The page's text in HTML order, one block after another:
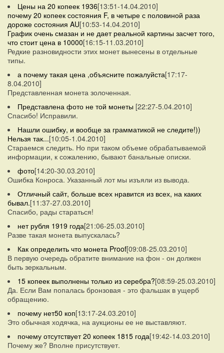
Цены на 20 копеек 1936[13:51-14.04.2010]
почему 20 копеек состояния F, в четыре с половиной раза
дороже состояния AU[10:53-14.04.2010]
График очень смазан и не дает реальной картины засчет того,
что стоит цена в 10000[16:15-11.03.2010]
Редкие разновидности этих монет вынесены в отдельные
типы.
а почему такая цена ,объясните пожалуйста[17:17-
8.04.2010]
Представленная монета золоченная.
Представлена фото не той монеты [22:27-5.04.2010]
Спасибо! Исправили.
Нашли ошибку, и вообще за грамматикой не следите!))
Нельзя так...[10:05-1.04.2010]
Стараемся следить. Но при таком объеме обрабатываемой
информации, к сожалению, бывают банальные описки.
фото[14:20-30.03.2010]
Ошибка Конроса. Указанный лот мы изъяли из вывода.
Отличный сайт, больше всех нравится из всех, на каких
бывал.[11:37-27.03.2010]
Спасибо, рады стараться!
нет рубля 1919 года[21:06-25.03.2010]
Разве такая монета выпускалась?
Как определить что монета Proof[09:08-25.03.2010]
В первую очередь обратите внимание на фон - он должен
быть зеркальным.
15 копеек выполнены только из серебра?[08:59-25.03.2010]
Да. Если Вам попалась бронзовая - это фальшак в ущерб
обращению.
почему нет50 коп[13:17-24.03.2010]
Это обычная ходячка, на аукционы ее не выставляют.
почему отсутствует 20 копеек 1815 года[19:42-14.03.2010]
Почему же? Вполне присутствует.